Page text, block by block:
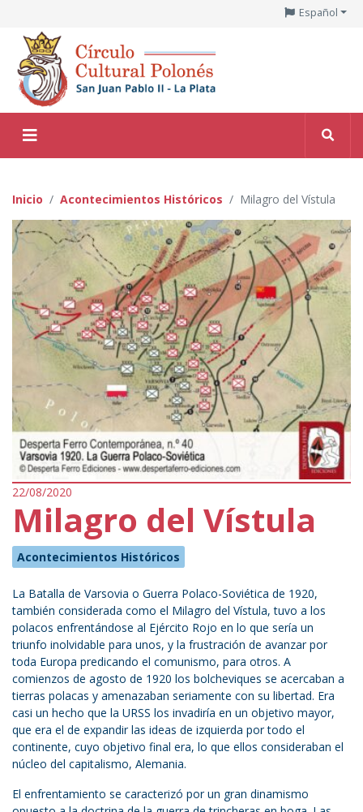
Español
Inicio Acontecimientos Históricos Milagro del Vístula
22/08/2020
Milagro del Vístula
Acontecimientos Históricos
La Batalla de Varsovia o Guerra Polaco-Soviética de 1920,
también considerada como el Milagro del Vístula, tuvo a los
polacos enfrentándose al Ejército Rojo en lo que sería un
triunfo inolvidable para unos, y la frustración de avanzar por
toda Europa predicando el comunismo, para otros. A
comienzos de agosto de 1920 los bolcheviques se acercaban a
tierras polacas y amenazaban seriamente con su libertad. Era
casi un hecho que la URSS los invadiría en un objetivo mayor,
que era el de expandir las ideas de izquierda por todo el
continente, cuyo objetivo final era, lo que ellos consideraban el
núcleo del capitalismo, Alemania.
El enfrentamiento se caracterizó por un gran dinamismo